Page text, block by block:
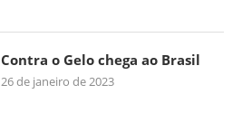
Contra o Gelo chega ao Brasil
26 de janeiro de 2023